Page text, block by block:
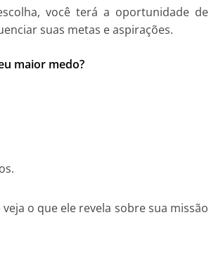
você terá a oportunidade de
suas metas e aspirações.
maior medo?
o que ele revela sobre sua missão